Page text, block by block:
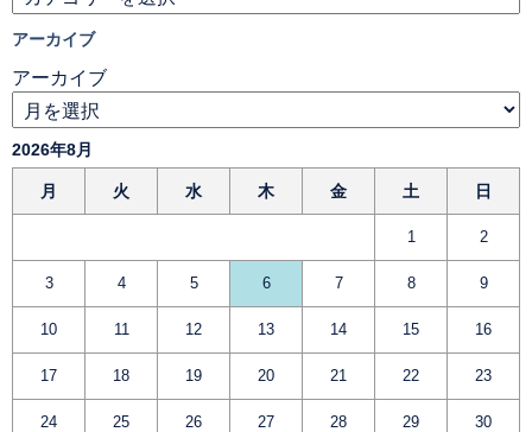
アーカイブ
アーカイブ
2026年8月
月 火 水 木 金 土 日
1 2
3 4 5 6 7 8 9
10 11 12 13 14 15 16
17 18 19 20 21 22 23
24 25 26 27 28 29 30